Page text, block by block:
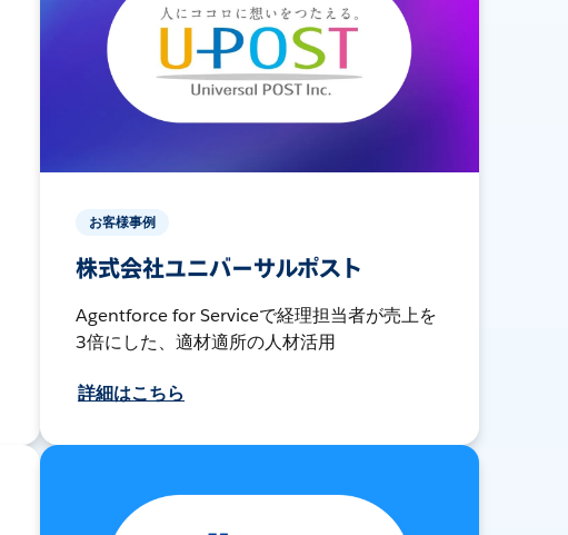
お客様事例
株式会社ユニバーサルポスト
Agentforce for Serviceで経理担当者が売上を
3倍にした、適材適所の人材活用
詳細はこちら